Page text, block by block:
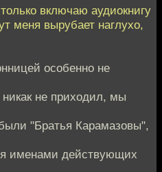
включаю аудиокнигу
меня вырубает наглухо,
особенно не
никак не приходил, мы
"Братья Карамазовы",
именами действующих